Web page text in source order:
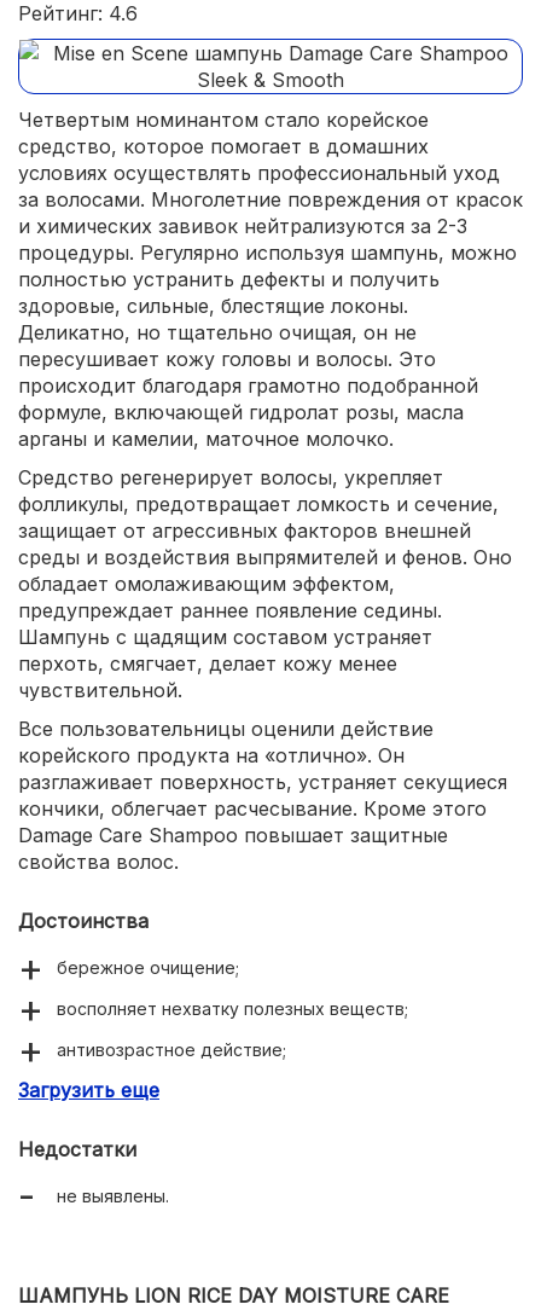
Рейтинг: 4.6
Четвертым номинантом стало корейское
средство, которое помогает в домашних
условиях осуществлять профессиональный уход
за волосами. Многолетние повреждения от красок
и химических завивок нейтрализуются за 2-3
процедуры. Регулярно используя шампунь, можно
полностью устранить дефекты и получить
здоровые, сильные, блестящие локоны.
Деликатно, но тщательно очищая, он не
пересушивает кожу головы и волосы. Это
происходит благодаря грамотно подобранной
формуле, включающей гидролат розы, масла
арганы и камелии, маточное молочко.
Средство регенерирует волосы, укрепляет
фолликулы, предотвращает ломкость и сечение,
защищает от агрессивных факторов внешней
среды и воздействия выпрямителей и фенов. Оно
обладает омолаживающим эффектом,
предупреждает раннее появление седины.
Шампунь с щадящим составом устраняет
перхоть, смягчает, делает кожу менее
чувствительной.
Все пользовательницы оценили действие
корейского продукта на «отлично». Он
разглаживает поверхность, устраняет секущиеся
кончики, облегчает расчесывание. Кроме этого
Damage Care Shampoo повышает защитные
свойства волос.
Достоинства
бережное очищение;
восполняет нехватку полезных веществ;
антивозрастное действие;
устранение перхоти и причин ее появления;
Загрузить еще
Недостатки
не выявлены.
ШАМПУНЬ LION RICE DAY MOISTURE CARE